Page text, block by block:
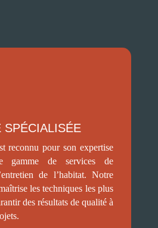
SPÉCIALISÉE
reconnu pour son expertise
gamme de services de
de l’habitat. Notre
les techniques les plus
des résultats de qualité à